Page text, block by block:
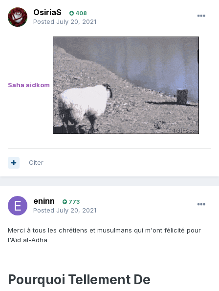
OsiriaS 408
Posted July 20, 2021
Saha aidkom
Citer
eninn 773
Posted July 20, 2021
Merci à tous les chrétiens et musulmans qui m'ont félicité pour
l'Aïd al-Adha
Pourquoi Tellement De